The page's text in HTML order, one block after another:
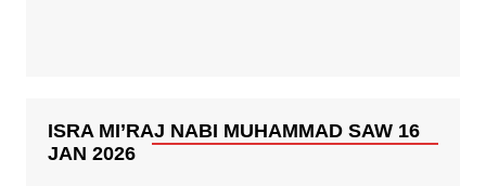
ISRA MI’RAJ NABI MUHAMMAD SAW 16
JAN 2026